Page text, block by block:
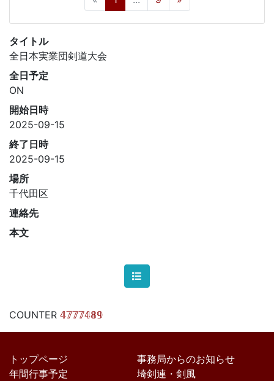
タイトル
全日本実業団剣道大会
全日予定
ON
開始日時
2025-09-15
終了日時
2025-09-15
場所
千代田区
連絡先
本文
COUNTER 𝟜𝟟𝟟𝟟𝟜𝟠𝟡
トップページ
事務局からのお知らせ
年間行事予定
埼剣連・剣風